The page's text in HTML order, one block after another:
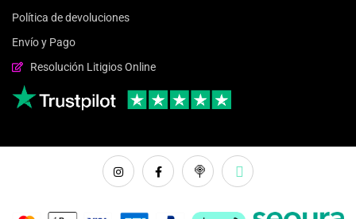
Política de devoluciones
Envío y Pago
Resolución Litigios Online